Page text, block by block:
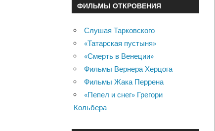
ФИЛЬМЫ ОТКРОВЕНИЯ
Слушая Тарковского
«Татарская пустыня»
«Смерть в Венеции»
Фильмы Вернера Херцога
Фильмы Жака Перрена
«Пепел и снег» Грегори
Кольбера